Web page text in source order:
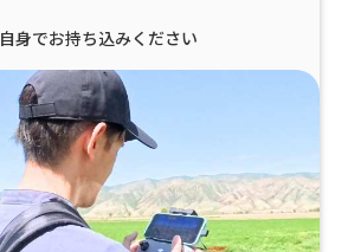
身でお持ち込みください